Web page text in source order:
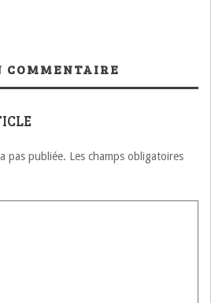
COMMENTAIRE
pas publiée. Les champs obligatoires